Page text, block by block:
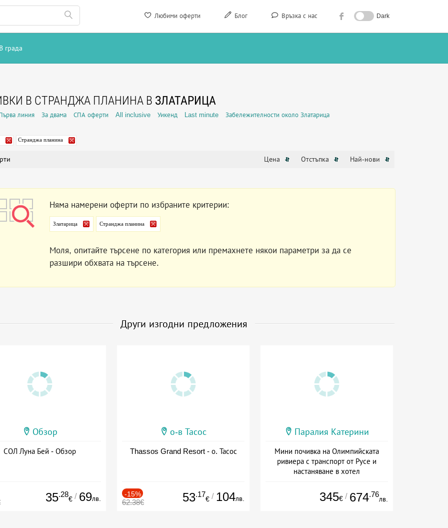
Любими оферти Блог Връзка с нас Dark
В града
В СТРАНДЖА ПЛАНИНА В ЗЛАТАРИЦА
линия За двама СПА оферти All inclusive Уикенд Last minute Забележителности около Златарица
Странджа планина
Цена Отстъпка Най-нови
Няма намерени оферти по избраните критерии:
Златарица Странджа планина
Моля, опитайте търсене по категория или премахнете някои параметри за да се
разшири обхвата на търсене.
Други изгодни предложения
Обзор
СОЛ Луна Бей - Обзор
35.28
€ / 69лв.
о-в Тасос
Thassos Grand Resort - о. Тасос
-15%
62.38€ 53.17
€ / 104лв.
Паралия Катерини
Мини почивка на Олимпийската
ривиера с транспорт от Русе и
настаняване в хотел
345€ / 674.76
лв.